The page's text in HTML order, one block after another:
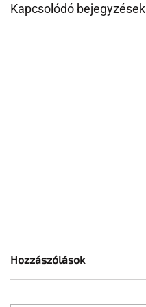
Kapcsolódó bejegyzések
Hozzászólások